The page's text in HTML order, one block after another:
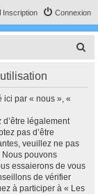
Connexion
Inscription
ici par « nous », «
d’être légalement
pas d’être
veuillez ne pas
Nous pouvons
essaierons de vous
de vérifier
à participer à « Les